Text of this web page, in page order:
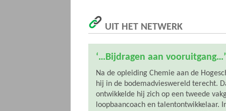
UIT HET NETWERK
‘…Bijdragen aan vooruitgang…’
Na de opleiding Chemie aan de
hij in de bodemadvieswereld terecht.
ontwikkelde hij zich op een tweede
loopbaancoach en talentontwikkelaar.